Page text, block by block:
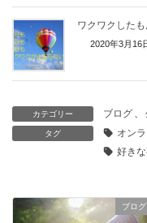
ワクワクした
2020年3月16
カテゴリー ブログ 、
タグ オン
好き
ブログ